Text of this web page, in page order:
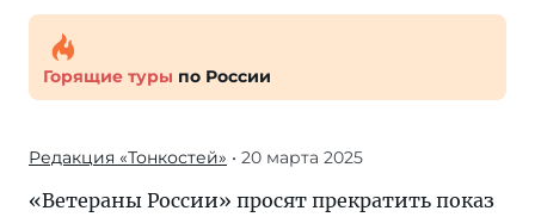
Горящие туры по России
Редакция «Тонкостей» • 20 марта 2025
«Ветераны России» просят прекратить показ